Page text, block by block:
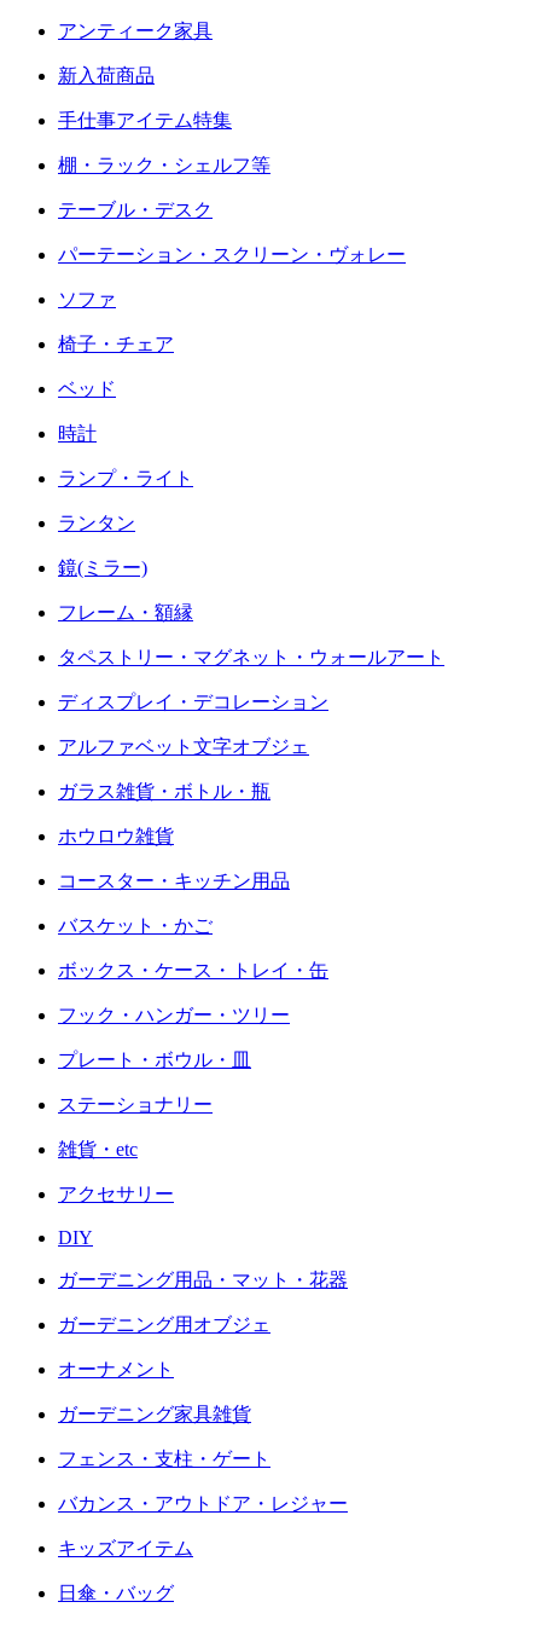
アンティーク家具
新入荷商品
手仕事アイテム特集
棚・ラック・シェルフ等
テーブル・デスク
パーテーション・スクリーン・ヴォレー
ソファ
椅子・チェア
ベッド
時計
ランプ・ライト
ランタン
鏡(ミラー)
フレーム・額縁
タペストリー・マグネット・ウォールアート
ディスプレイ・デコレーション
アルファベット文字オブジェ
ガラス雑貨・ボトル・瓶
ホウロウ雑貨
コースター・キッチン用品
バスケット・かご
ボックス・ケース・トレイ・缶
フック・ハンガー・ツリー
プレート・ボウル・皿
ステーショナリー
雑貨・etc
アクセサリー
DIY
ガーデニング用品・マット・花器
ガーデニング用オブジェ
オーナメント
ガーデニング家具雑貨
フェンス・支柱・ゲート
バカンス・アウトドア・レジャー
キッズアイテム
日傘・バッグ